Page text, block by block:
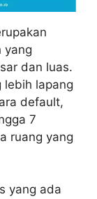
yang
dan luas.
lebih lapang
default,
7
ruang yang
yang ada